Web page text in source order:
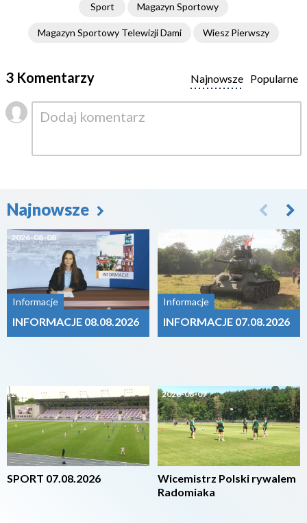
Sport Magazyn Sportowy
Magazyn Sportowy Telewizji Dami Wiesz Pierwszy
3 Komentarzy Popularne
Najnowsze
Najnowsze
2026-08-08
Informacje
INFORMACJE 08.08.2026
2026-08-07
SPORT 07.08.2026
Informacje
INFORMACJE 07.08.2026
2026-08-07
Wicemistrz Polski rywalem
Radomiaka